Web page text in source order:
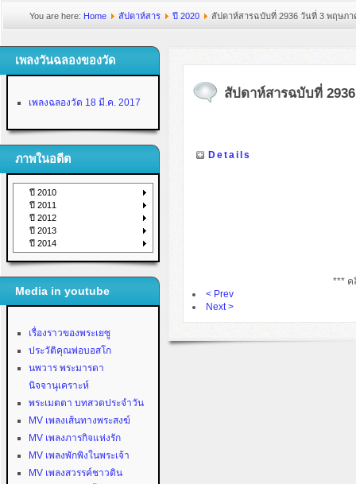
You are here: Home สัปดาห์สาร ปี 2020 สัปดาห์สารฉบับที่ 2936 วันที่ 3 พฤษภา
เพลงวันฉลองของวัด
เพลงฉลองวัด 18 มี.ค. 2017
ภาพในอดีต
ปี 2010
ปี 2011
ปี 2012
ปี 2013
ปี 2014
Media in youtube
เรื่องราวของพระเยซู
ประวัติคุณพ่อบอสโก
นพวาร พระมารดา
นิจจานุเคราะห์
พระเมตตา บทสวดประจำวัน
MV เพลงเส้นทางพระสงฆ์
MV เพลงภารกิจแห่งรัก
MV เพลงพักพิงในพระเจ้า
MV เพลงสวรรค์ชาวดิน
สัปดาห์สารฉบับที่
Details
*** ค
< Prev
Next >